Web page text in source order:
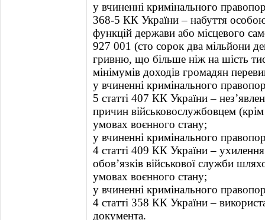
у вчиненні кримінального
368-5 КК України – набуття
функцій держави або місцевого
927 001 (сто сорок два мільйони
гривню, що більше ніж на шість
мінімумів доходів громадян
у вчиненні кримінального
5 статті 407 КК України –
причин військовослужбовцем
умовах воєнного стану;
у вчиненні кримінального
4 статті 409 КК України –
обов’язків військової служби
умовах воєнного стану;
у вчиненні кримінального
4 статті 358 КК України –
документа.